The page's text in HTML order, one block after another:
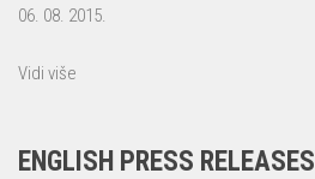
06. 08. 2015.
Vidi više
ENGLISH PRESS RELEASES